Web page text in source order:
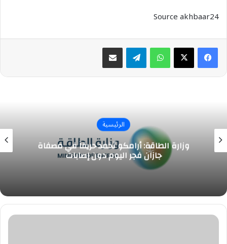
Source akhbaar24
واتسابتيلقرام مشاركة عبر البريد
الرئيسية
وزارة الطاقة: أرامكو تُخمد حريقاً في مصفاة
جازان فجر اليوم دون إصابات
برسالة